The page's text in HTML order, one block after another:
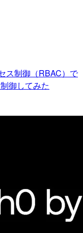
ス制御（RBAC）で
御してみた